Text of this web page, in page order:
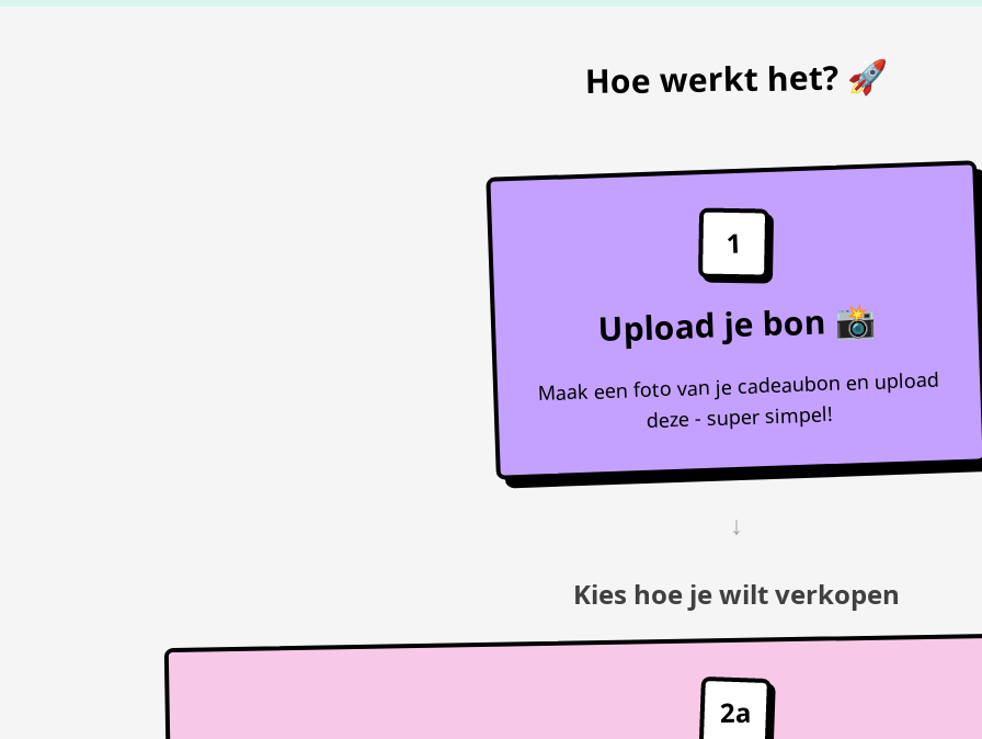
Hoe werkt het? 🚀
1
Upload je bon 📸
Maak een foto van je cadeaubon en upload
deze - super simpel!
↓
Kies hoe je wilt verkopen
2a